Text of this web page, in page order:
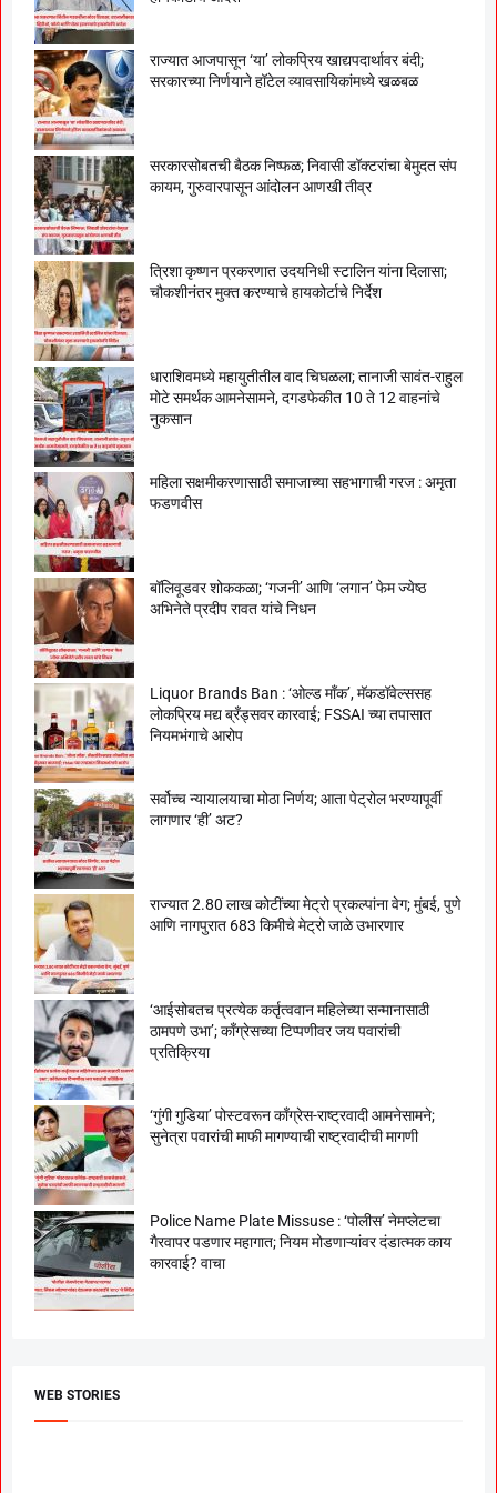
राज्यात आजपासून ‘या’ लोकप्रिय खाद्यपदार्थावर बंदी;
सरकारच्या निर्णयाने हॉटेल व्यावसायिकांमध्ये खळबळ
सरकारसोबतची बैठक निष्फळ; निवासी डॉक्टरांचा बेमुदत संप
कायम, गुरुवारपासून आंदोलन आणखी तीव्र
त्रिशा कृष्णन प्रकरणात उदयनिधी स्टालिन यांना दिलासा;
चौकशीनंतर मुक्त करण्याचे हायकोर्टाचे निर्देश
धाराशिवमध्ये महायुतीतील वाद चिघळला; तानाजी सावंत-राहुल
मोटे समर्थक आमनेसामने, दगडफेकीत 10 ते 12 वाहनांचे
नुकसान
महिला सक्षमीकरणासाठी समाजाच्या सहभागाची गरज : अमृता
फडणवीस
बॉलिवूडवर शोककळा; ‘गजनी’ आणि ‘लगान’ फेम ज्येष्ठ
अभिनेते प्रदीप रावत यांचे निधन
Liquor Brands Ban : ‘ओल्ड मॉंक’, मॅकडॉवेल्ससह
लोकप्रिय मद्य ब्रँड्सवर कारवाई; FSSAI च्या तपासात
नियमभंगाचे आरोप
सर्वोच्च न्यायालयाचा मोठा निर्णय; आता पेट्रोल भरण्यापूर्वी
लागणार ‘ही’ अट?
राज्यात 2.80 लाख कोटींच्या मेट्रो प्रकल्पांना वेग; मुंबई, पुणे
आणि नागपुरात 683 किमीचे मेट्रो जाळे उभारणार
‘आईसोबतच प्रत्येक कर्तृत्ववान महिलेच्या सन्मानासाठी
ठामपणे उभा’; काँग्रेसच्या टिप्पणीवर जय पवारांची
प्रतिक्रिया
‘गुंगी गुडिया’ पोस्टवरून काँग्रेस-राष्ट्रवादी आमनेसामने;
सुनेत्रा पवारांची माफी मागण्याची राष्ट्रवादीची मागणी
Police Name Plate Missuse : ‘पोलीस’ नेमप्लेटचा
गैरवापर पडणार महागात; नियम मोडणाऱ्यांवर दंडात्मक काय
कारवाई? वाचा
WEB STORIES